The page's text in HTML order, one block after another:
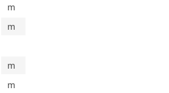
m
m
m
m